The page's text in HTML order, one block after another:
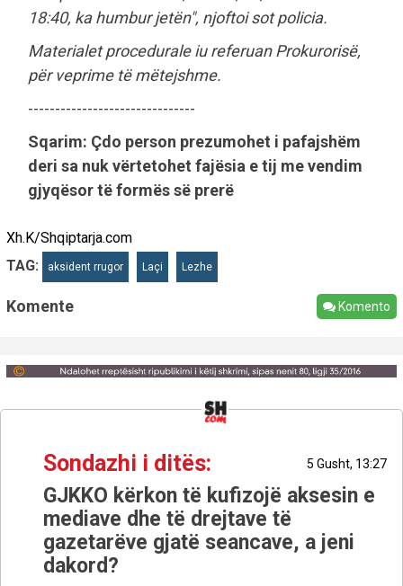
18:40, ka humbur jetën", njoftoi sot policia.
Materialet procedurale iu referuan Prokurorisë,
për veprime të mëtejshme.
-------------------------------
Sqarim: Çdo person prezumohet i pafajshëm
deri sa nuk vërtetohet fajësia e tij me vendim
gjyqësor të formës së prerë
Xh.K/Shqiptarja.com
TAG:
aksident rrugor Laçi Lezhe
Komente Komento
Sondazhi i ditës: 5 Gusht, 13:27
GJKKO kërkon të kufizojë aksesin e
mediave dhe të drejtave të
gazetarëve gjatë seancave, a jeni
dakord?